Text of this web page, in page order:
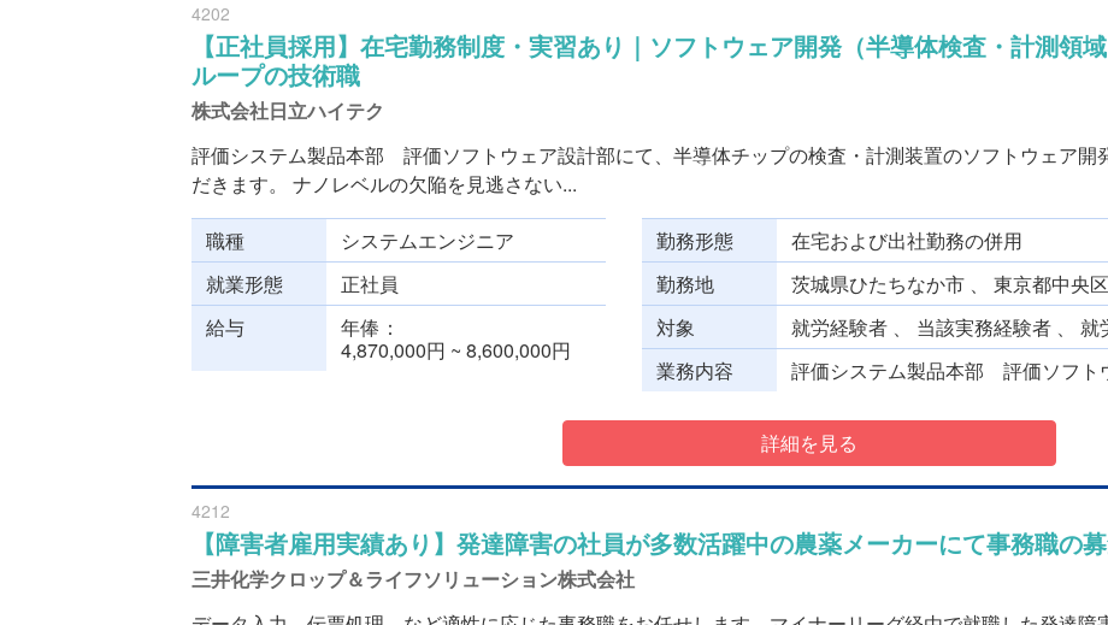
4202
【正社員採用】在宅勤務制度・実習あり｜ソフトウェア開発（半導体検査・計測領
ループの技術職
株式会社日立ハイテク
評価システム製品本部 評価ソフトウェア設計部にて、半導体チップの検査・計測装置のソフトウェア開
だきます。 ナノレベルの欠陥を見逃さない...
職種
システムエンジニア
就業形態
正社員
給与
年俸
4,870,000円 ~ 8,600,000円
勤務形態
在宅および出社勤務の併用
勤務地
茨城県ひたちなか市 、 東京都中央区
対象
就労経験者 、 当該実務経験者 、 就
業務内容
評価システム製品本部 評価ソフト
詳細を見る
4212
【障害者雇用実績あり】発達障害の社員が多数活躍中の農薬メーカーにて事務職の
三井化学クロップ＆ライフソリューション株式会社